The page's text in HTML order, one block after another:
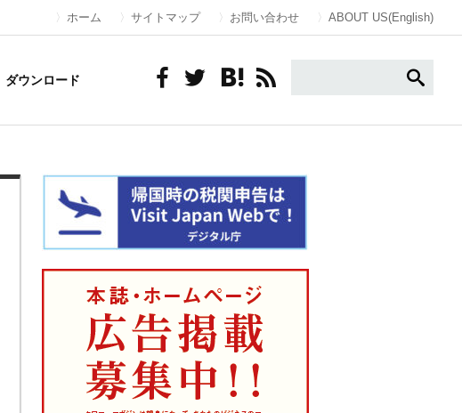
ホーム サイトマップ お問い合わせ ABOUT US(English)
ダウンロード